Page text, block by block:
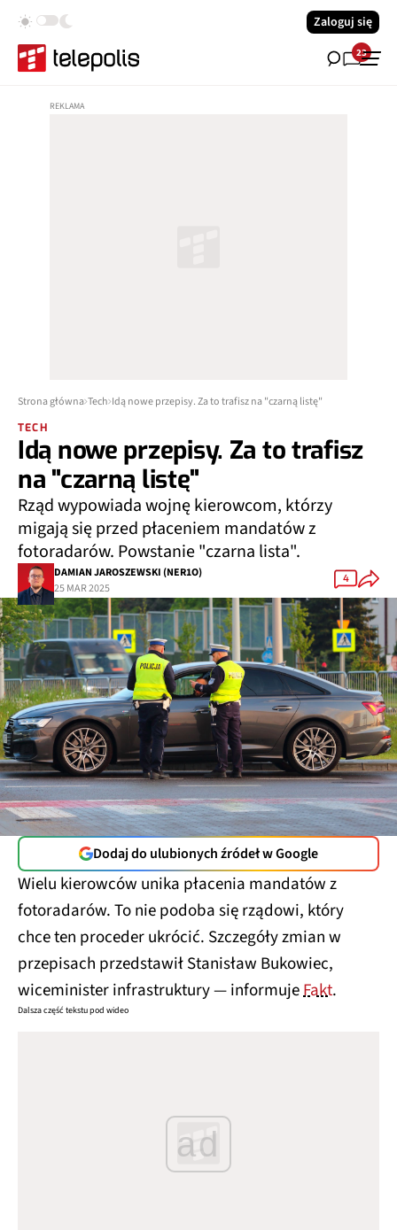
Zaloguj się
23
Strona główna Tech Idą nowe przepisy. Za to trafisz na "czarną listę"
TECH
Idą nowe przepisy. Za to trafisz
na "czarną listę"
Rząd wypowiada wojnę kierowcom, którzy
migają się przed płaceniem mandatów z
fotoradarów. Powstanie "czarna lista".
DAMIAN JAROSZEWSKI (NER1O)
25 MAR 2025
4
Dodaj do ulubionych źródeł w Google
Wielu kierowców unika płacenia mandatów z
fotoradarów. To nie podoba się rządowi, który
chce ten proceder ukrócić. Szczegóły zmian w
przepisach przedstawił Stanisław Bukowiec,
wiceminister infrastruktury — informujeFakt.
Dalsza część tekstu pod wideo
ad